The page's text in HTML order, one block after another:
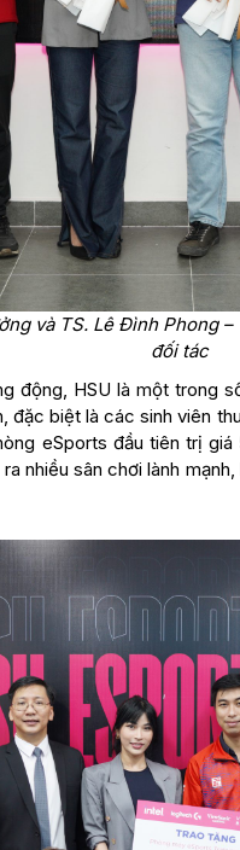
và TS. Lê Đình Phong
đối tác
động, HSU là một trong
đặc biệt là các sinh viên
eSports đầu tiên trị
nhiều sân chơi lành